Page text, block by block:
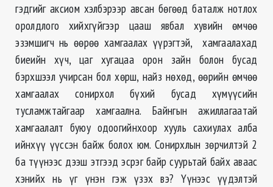
гэдгийг аксиом хэлбэрээр авсан бөгөөд баталж нотлох
оролдлого хийхгүйгээр цааш явбал хувийн өмчөө
эзэмшигч нь өөрөө хамгаалах үүрэгтэй, хамгаалахад
биеийн хүч, цаг хугацаа орон зайн болон бусад
бэрхшээл учирсан бол хөрш, найз нөхөд, өөрийн өмчөө
хамгаалах сонирхол бүхий бусад хүмүүсийн
тусламжтайгаар хамгаална. Байнгын ажиллагаатай
хамгаалалт буюу одоогийнхоор хууль сахиулах алба
ийнхүү үүссэн байж болох юм. Сонирхлын зөрчилтэй 2
ба түүнээс дээш этгээд эсрэг байр суурьтай байх аваас
хэнийх нь үг үнэн гэж үзэх вэ? Үүнээс үүдэлтэй